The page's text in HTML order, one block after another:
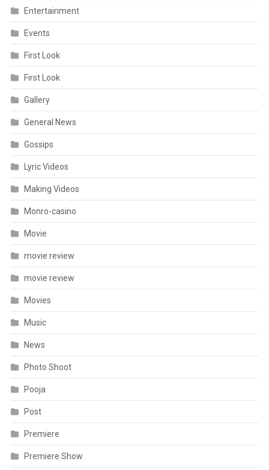
Entertainment
Events
First Look
First Look
Gallery
General News
Gossips
Lyric Videos
Making Videos
Monro-casino
Movie
movie review
movie review
Movies
Music
News
Photo Shoot
Pooja
Post
Premiere
Premiere Show